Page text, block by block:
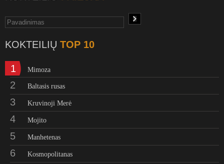
KOKTEILIŲ TOP 10
1 Mimoza
2 Baltasis rusas
3 Kruvinoji Merė
4 Mojito
5 Manhetenas
6 Kosmopolitanas